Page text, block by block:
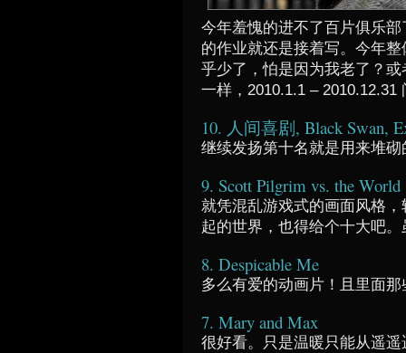
今年羞愧的进不了百片俱乐
的作业就还是接着写。今年
乎少了，怕是因为我老了？
一样，2010.1.1 – 2010.12.31
10. 人间喜剧, Black Swan,
继续发扬第十名就是用来堆砌
9. Scott Pilgrim vs. the World
就凭混乱游戏式的画面风格
起的世界，也得给个十大吧
8. Despicable Me
多么有爱的动画片！且里面
7. Mary and Max
很好看。只是温暖只能从遥